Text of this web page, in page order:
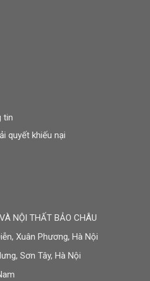
tin
quyết khiếu nại
NỘI THẤT BẢO CHÂU
Xuân Phương, Hà Nội
Sơn Tây, Hà Nội